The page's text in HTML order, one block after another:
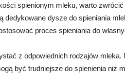
spienionym mleku, warto
dedykowane dysze do spieniania
proces spieniania do
z odpowiednich rodzajów
być trudniejsze do spienienia niż